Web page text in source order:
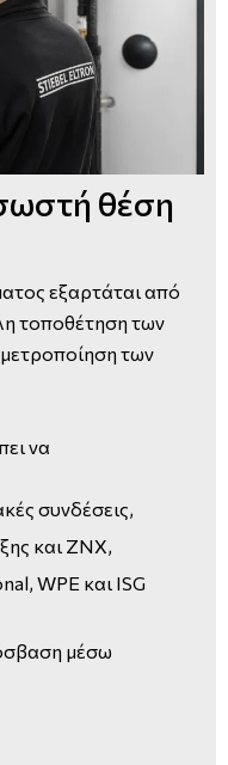
θέση
εξαρτάται από
τοποθέτηση των
των
να
συνδέσεις,
και ΖΝΧ,
WPE και ISG
μέσω